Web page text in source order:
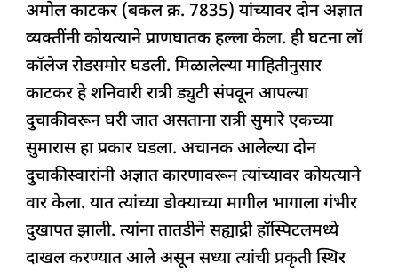
अमोल काटकर (बकल क्र. 7835) यांच्यावर दोन अज्ञात
व्यक्तींनी कोयत्याने प्राणघातक हल्ला केला. ही घटना लॉ
कॉलेज रोडसमोर घडली. मिळालेल्या माहितीनुसार
काटकर हे शनिवारी रात्री ड्युटी संपवून आपल्या
दुचाकीवरून घरी जात असताना रात्री सुमारे एकच्या
सुमारास हा प्रकार घडला. अचानक आलेल्या दोन
दुचाकीस्वारांनी अज्ञात कारणावरून त्यांच्यावर कोयत्याने
वार केला. यात त्यांच्या डोक्याच्या मागील भागाला गंभीर
दुखापत झाली. त्यांना तातडीने सह्याद्री हॉस्पिटलमध्ये
दाखल करण्यात आले असून सध्या त्यांची प्रकृती स्थिर